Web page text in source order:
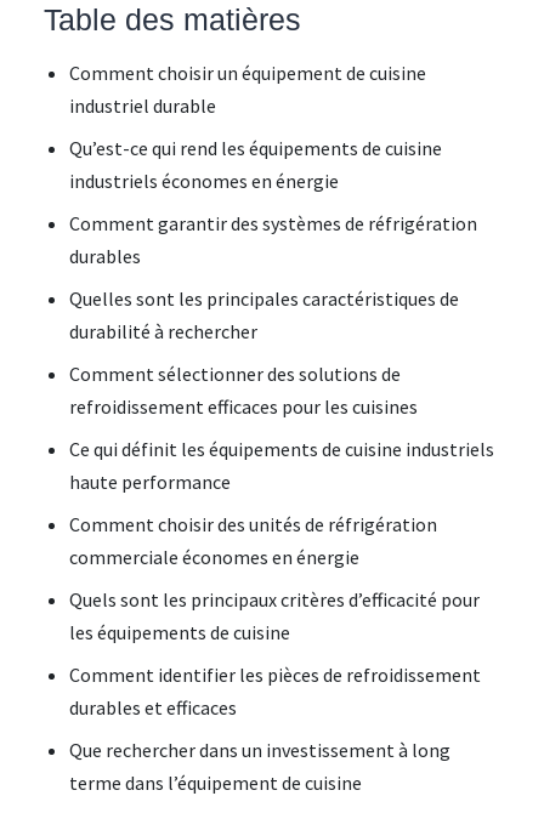
Table des matières
Comment choisir un équipement de cuisine
industriel durable
Qu’est-ce qui rend les équipements de cuisine
industriels économes en énergie
Comment garantir des systèmes de réfrigération
durables
Quelles sont les principales caractéristiques de
durabilité à rechercher
Comment sélectionner des solutions de
refroidissement efficaces pour les cuisines
Ce qui définit les équipements de cuisine industriels
haute performance
Comment choisir des unités de réfrigération
commerciale économes en énergie
Quels sont les principaux critères d’efficacité pour
les équipements de cuisine
Comment identifier les pièces de refroidissement
durables et efficaces
Que rechercher dans un investissement à long
terme dans l’équipement de cuisine